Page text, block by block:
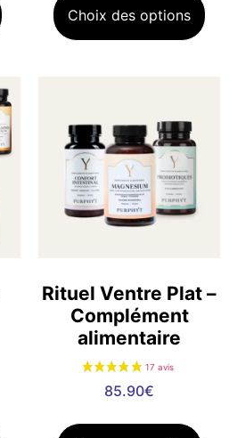
Choix des options
Rituel Ventre Plat –
Complément
alimentaire
85.90€